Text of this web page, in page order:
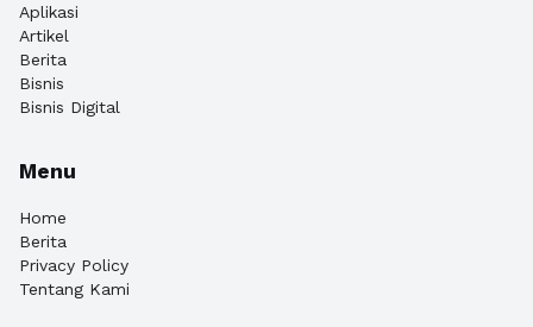
Aplikasi
Artikel
Berita
Bisnis
Bisnis Digital
Menu
Home
Berita
Privacy Policy
Tentang Kami